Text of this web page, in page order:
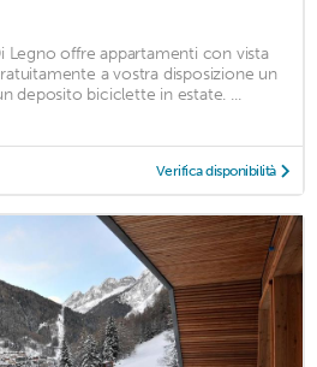
Legno offre appartamenti con vista
a vostra disposizione un
deposito biciclette in estate. ...
Verifica disponibilità